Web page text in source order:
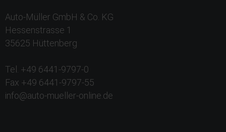
Auto-Müller GmbH & Co. KG
Hessenstrasse 1
35625 Hüttenberg
Tel. +49 6441-9797-0
Fax +49 6441-9797-55
info@auto-mueller-online.de